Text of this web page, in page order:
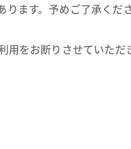
ります。予めご了承くだ
用をお断りさせていただ